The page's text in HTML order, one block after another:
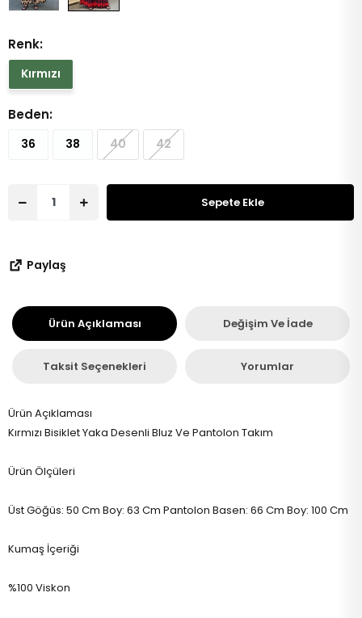
Renk:
Kırmızı
Beden:
36 38 40 42
Sepete Ekle
Paylaş
Ürün Açıklaması Değişim Ve İade
Taksit Seçenekleri Yorumlar
Ürün Açıklaması
Kırmızı Bisiklet Yaka Desenli Bluz Ve Pantolon Takım
Ürün Ölçüleri
Üst Göğüs: 50 Cm Boy: 63 Cm Pantolon Basen: 66 Cm Boy: 100 Cm
Kumaş İçeriği
%100 Viskon